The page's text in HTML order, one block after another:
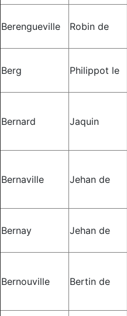
Berengueville Robin de
Berg Philippot le
Bernard Jaquin
Bernaville Jehan de
Bernay Jehan de
Bernouville Bertin de